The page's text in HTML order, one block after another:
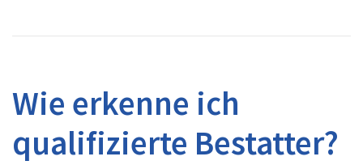
Wie erkenne ich
qualifizierte Bestatter?